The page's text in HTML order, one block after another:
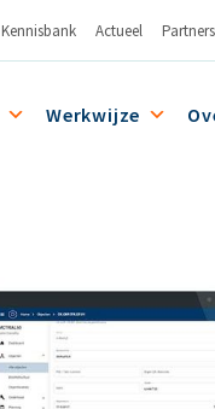
Kennisbank Actueel Partners
Werkwijze